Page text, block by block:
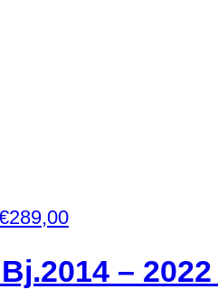
289,00
–